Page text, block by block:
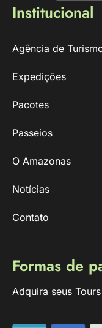
Institucional
Agência de
Expedições
Pacotes
Passeios
O Amazonas
Notícias
Contato
Formas de
Adquira seus